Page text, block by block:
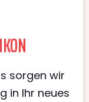
sorgen wir
in Ihr neues